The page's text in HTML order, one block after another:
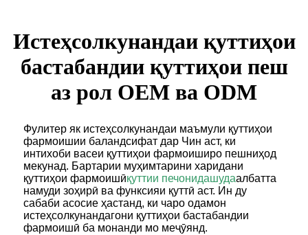
Истеҳсолкунандаи қуттиҳои
бастабандии қуттиҳои пеш
аз рол OEM ва ODM
Фулитер як истеҳсолкунандаи маъмули қуттиҳои
фармоишии баландсифат дар Чин аст, ки
интихоби васеи қуттиҳои фармоиширо пешниҳод
мекунад. Бартарии муҳимтарини харидани
қуттиҳои фармоишӣқуттии печонидашудаалбатта
намуди зоҳирӣ ва функсияи қуттӣ аст. Ин ду
сабаби асосие ҳастанд, ки чаро одамон
истеҳсолкунандагони қуттиҳои бастабандии
фармоишӣ ба монанди мо меҷӯянд.